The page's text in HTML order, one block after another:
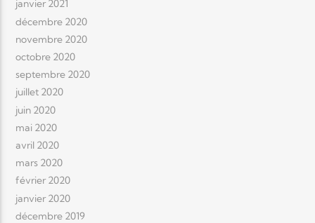
janvier 2021
décembre 2020
novembre 2020
octobre 2020
septembre 2020
juillet 2020
juin 2020
mai 2020
avril 2020
mars 2020
février 2020
janvier 2020
décembre 2019